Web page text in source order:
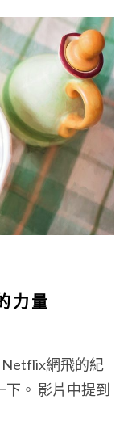
力量
網飛的紀
。 影片中提到